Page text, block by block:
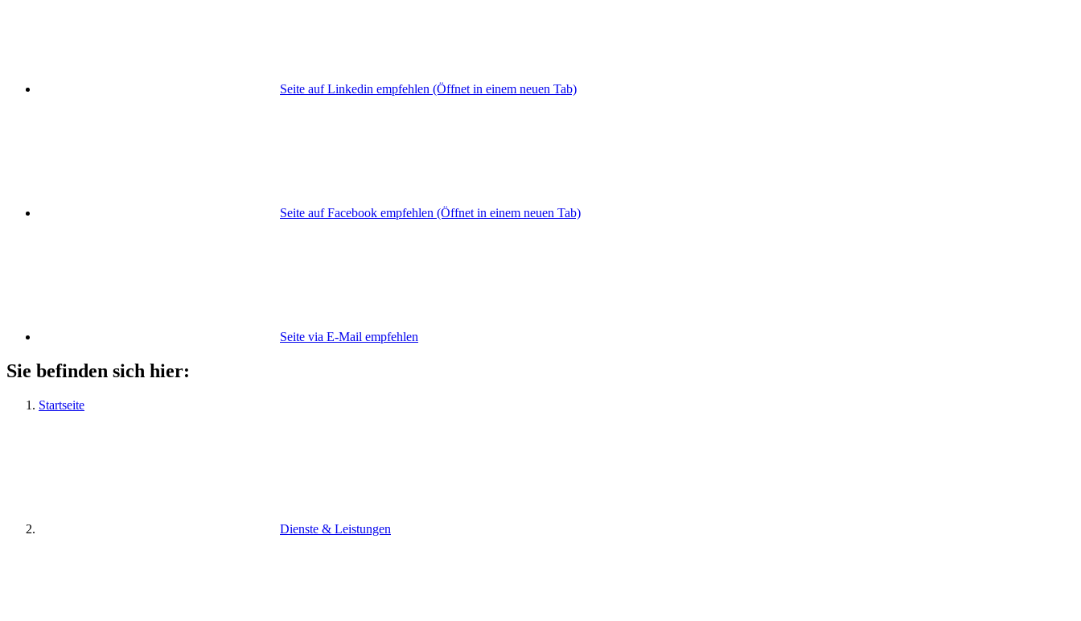
Seite auf Linkedin empfehlen (Öffnet in einem neuen Tab)
Seite auf Facebook empfehlen (Öffnet in einem neuen Tab)
Seite via E-Mail empfehlen
Sie befinden sich hier:
Startseite
Dienste & Leistungen